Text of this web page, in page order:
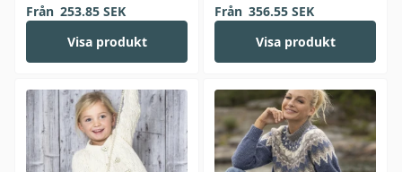
Från 253.85SEK
Visa produkt
Från 356.55SEK
Visa produkt